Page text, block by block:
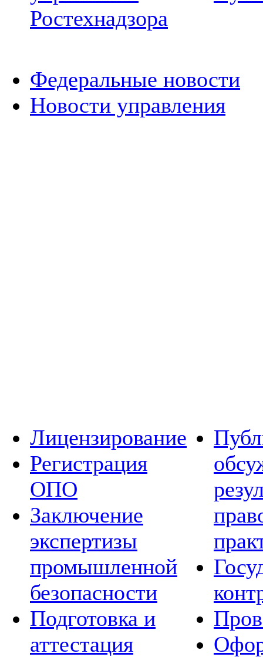
Ростехнадзора
Федеральные новости
Новости управления
Лицензирование
Регистрация
ОПО
Заключение
экспертизы
промышленной
безопасности
Подготовка и
аттестация